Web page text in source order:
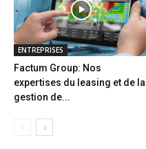
ENTREPRISES
Factum Group: Nos
expertises du leasing et de la
gestion de...